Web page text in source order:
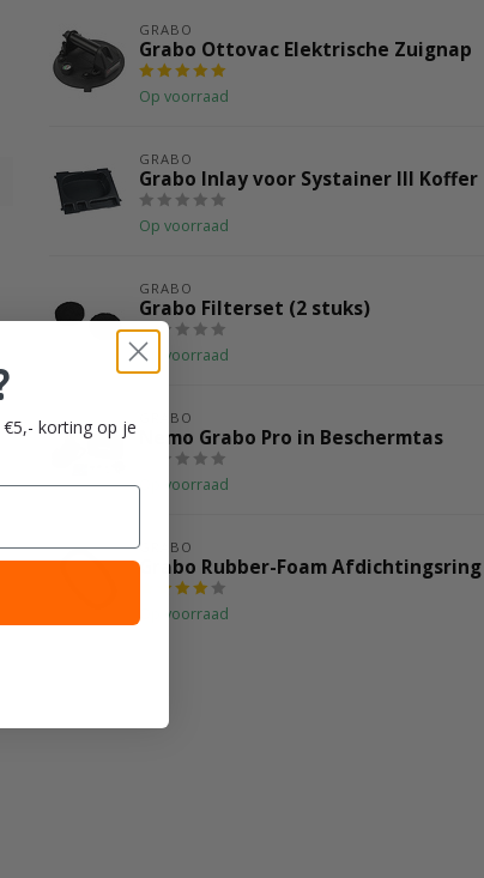
GRABO
Grabo Ottovac Elektrische Zuignap
Op voorraad
GRABO
Grabo Inlay voor Systainer III Koffer
Op voorraad
GRABO
Grabo Filterset (2 stuks)
Op voorraad
GRABO
Nemo Grabo Pro in Beschermtas
Op voorraad
GRABO
Grabo Rubber-Foam Afdichtingsring
Op voorraad
korting op je